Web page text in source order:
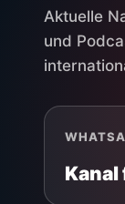
Aktuelle
und
Kanal